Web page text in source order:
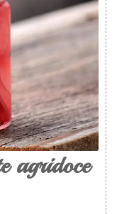
agridoce